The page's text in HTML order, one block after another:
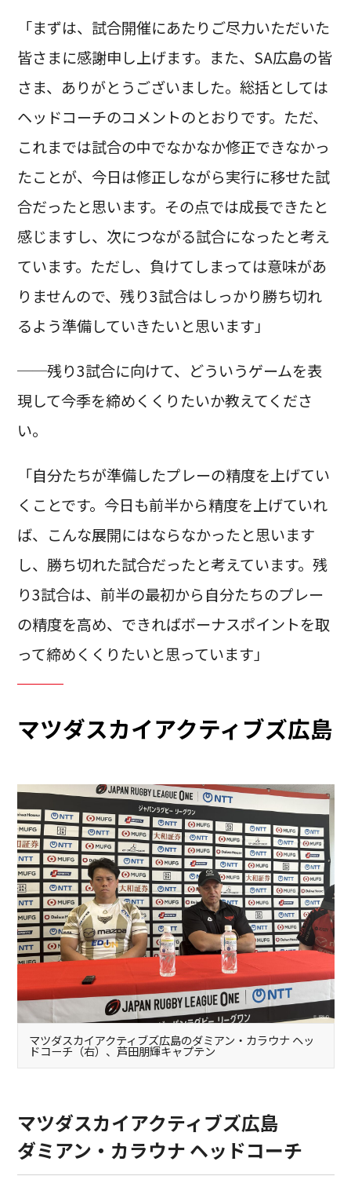
「まずは、試合開催にあたりご尽力いただいた
皆さまに感謝申し上げます。また、SA広島の皆
さま、ありがとうございました。総括としては
ヘッドコーチのコメントのとおりです。ただ、
これまでは試合の中でなかなか修正できなかっ
たことが、今日は修正しながら実行に移せた試
合だったと思います。その点では成長できたと
感じますし、次につながる試合になったと考え
ています。ただし、負けてしまっては意味があ
りませんので、残り3試合はしっかり勝ち切れ
るよう準備していきたいと思います」
──残り3試合に向けて、どういうゲームを表
現して今季を締めくくりたいか教えてくださ
い。
「自分たちが準備したプレーの精度を上げてい
くことです。今日も前半から精度を上げていれ
ば、こんな展開にはならなかったと思います
し、勝ち切れた試合だったと考えています。残
り3試合は、前半の最初から自分たちのプレー
の精度を高め、できればボーナスポイントを取
って締めくくりたいと思っています」
マツダスカイアクティブズ広島
マツダスカイアクティブズ広島のダミアン・カラウナ ヘッ
ドコーチ（右）、芦田朋輝キャプテン
マツダスカイアクティブズ広島
ダミアン・カラウナ ヘッドコーチ